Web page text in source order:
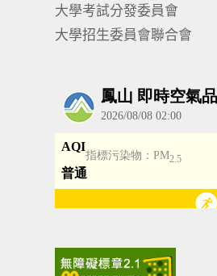
大學考試分發委員會
大學招生委員會聯合會